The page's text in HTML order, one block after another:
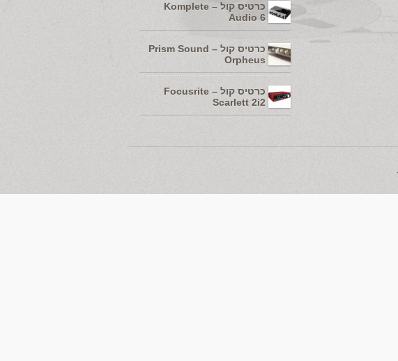
כרטיס קול – Komplete
Audio 6
כרטיס קול – Prism Sound
Orpheus
כרטיס קול – Focusrite
Scarlett 2i2
.